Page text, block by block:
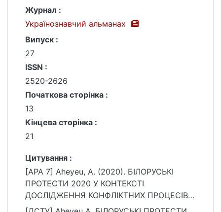
Журнал :
Українознавчий альманах
Випуск :
27
ISSN :
2520-2626
Початкова сторінка :
13
Кінцева сторінка :
21
Цитування :
[APA 7] Aheyeu, A. (2020). БІЛОРУСЬКІ
ПРОТЕСТИ 2020 У КОНТЕКСТІ
ДОСЛІДЖЕННЯ КОНФЛІКТНИХ ПРОЦЕСІВ
НА ПОСТРАДЯНСЬКОМУ ПРОСТОРІ.